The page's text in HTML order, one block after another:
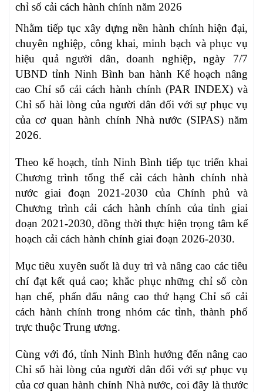
chỉ số cải cách hành chính năm 2026
Nhằm tiếp tục xây dựng nền hành chính hiện đại,
chuyên nghiệp, công khai, minh bạch và phục vụ
hiệu quả người dân, doanh nghiệp, ngày 7/7
UBND tỉnh Ninh Bình ban hành Kế hoạch nâng
cao Chỉ số cải cách hành chính (PAR INDEX) và
Chỉ số hài lòng của người dân đối với sự phục vụ
của cơ quan hành chính Nhà nước (SIPAS) năm
2026.
Theo kế hoạch, tỉnh Ninh Bình tiếp tục triển khai
Chương trình tổng thể cải cách hành chính nhà
nước giai đoạn 2021-2030 của Chính phủ và
Chương trình cải cách hành chính của tỉnh giai
đoạn 2021-2030, đồng thời thực hiện trọng tâm kế
hoạch cải cách hành chính giai đoạn 2026-2030.
Mục tiêu xuyên suốt là duy trì và nâng cao các tiêu
chí đạt kết quả cao; khắc phục những chỉ số còn
hạn chế, phấn đấu nâng cao thứ hạng Chỉ số cải
cách hành chính trong nhóm các tỉnh, thành phố
trực thuộc Trung ương.
Cùng với đó, tỉnh Ninh Bình hướng đến nâng cao
Chỉ số hài lòng của người dân đối với sự phục vụ
của cơ quan hành chính Nhà nước, coi đây là thước